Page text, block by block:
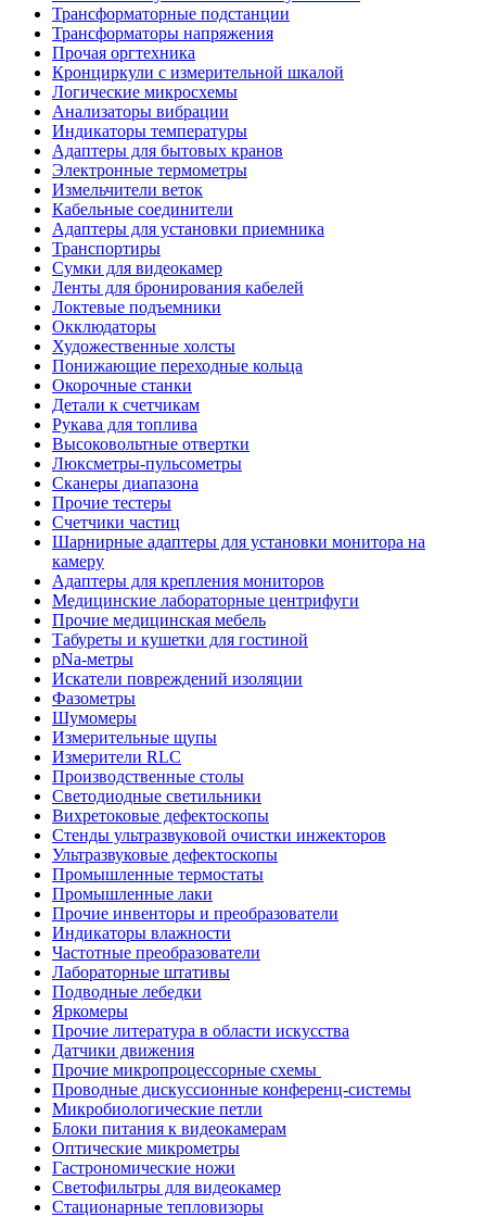
Трансформаторные подстанции
Трансформаторы напряжения
Прочая оргтехника
Кронциркули с измерительной шкалой
Логические микросхемы
Анализаторы вибрации
Индикаторы температуры
Адаптеры для бытовых кранов
Электронные термометры
Измельчители веток
Кабельные соединители
Адаптеры для установки приемника
Транспортиры
Сумки для видеокамер
Ленты для бронирования кабелей
Локтевые подъемники
Окклюдаторы
Художественные холсты
Понижающие переходные кольца
Окорочные станки
Детали к счетчикам
Рукава для топлива
Высоковольтные отвертки
Люксметры-пульсометры
Сканеры диапазона
Прочие тестеры
Счетчики частиц
Шарнирные адаптеры для установки монитора на
камеру
Адаптеры для крепления мониторов
Медицинские лабораторные центрифуги
Прочие медицинская мебель
Табуреты и кушетки для гостиной
pNa-метры
Искатели повреждений изоляции
Фазометры
Шумомеры
Измерительные щупы
Измерители RLC
Производственные столы
Светодиодные светильники
Вихретоковые дефектоскопы
Стенды ультразвуковой очистки инжекторов
Ультразвуковые дефектоскопы
Промышленные термостаты
Промышленные лаки
Прочие инвенторы и преобразователи
Индикаторы влажности
Частотные преобразователи
Лабораторные штативы
Подводные лебедки
Яркомеры
Прочие литература в области искусства
Датчики движения
Прочие микропроцессорные схемы
Проводные дискуссионные конференц-системы
Микробиологические петли
Блоки питания к видеокамерам
Оптические микрометры
Гастрономические ножи
Светофильтры для видеокамер
Стационарные тепловизоры